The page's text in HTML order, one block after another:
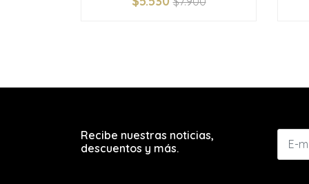
+
Recibe nuestras noticias,
descuentos y más.